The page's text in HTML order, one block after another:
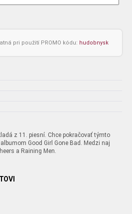
pri použití PROMO kódu: hudobnysk
z 11. piesní. Chce pokračovať týmto
Good Girl Gone Bad. Medzi naj
a Raining Men.